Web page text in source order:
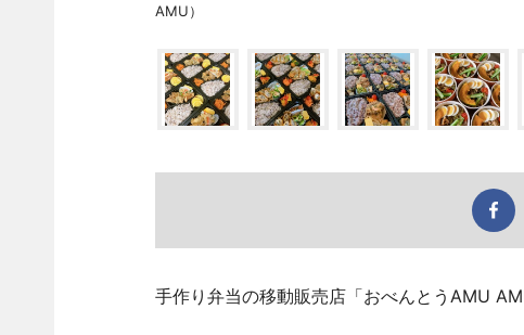
AMU）
手作り弁当の移動販売店「おべんとうAMU